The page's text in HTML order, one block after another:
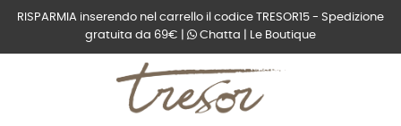
RISPARMIA inserendo nel carrello il codice TRESOR15 - Spedizione
gratuita da 69€ |
Chatta Le Boutique